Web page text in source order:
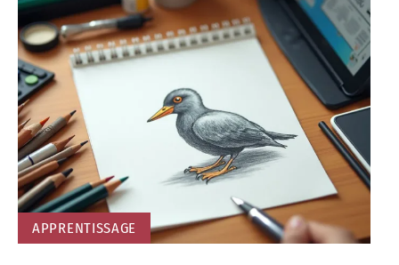
APPRENTISSAGE